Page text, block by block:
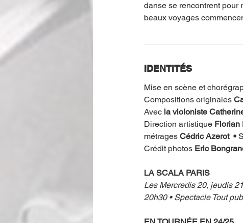
danse se rencontrent pour
beaux voyages
IDENTITÉS
Mise en scène et
Compositions originales
Avec la violoniste
Direction artistique Florian
métrages Cédric Azerot  •
Crédit photos Eric
LA SCALA PARIS
Les Mercredis 20, jeudis
20h30 • Spectacle Tout